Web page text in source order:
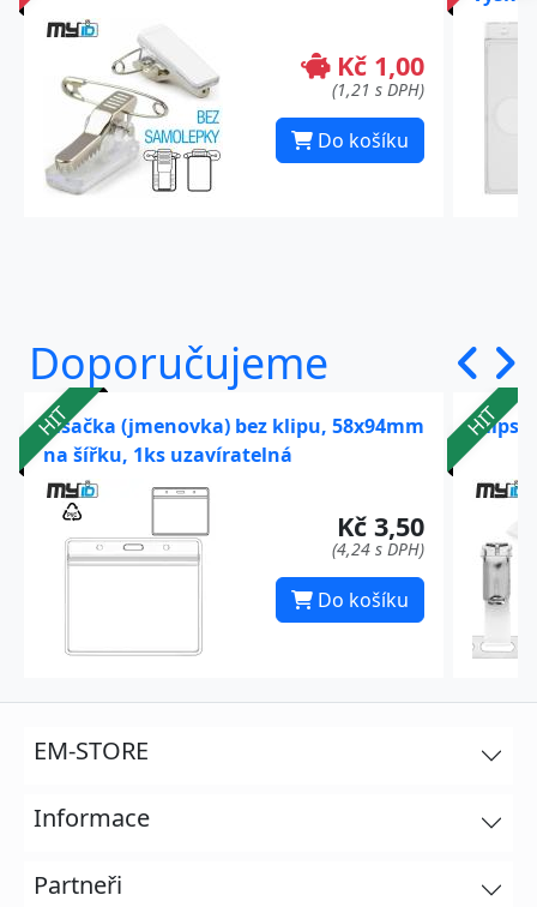
Kč 1,00
(1,21 s DPH)
Do košíku
Doporučujeme
HIT
Visačka (jmenovka) bez klipu, 58x94mm
na šířku, 1ks uzavíratelná
Kč 3,50
(4,24 s DPH)
Do košíku
HIT
Klips
EM-STORE
Informace
Partneři